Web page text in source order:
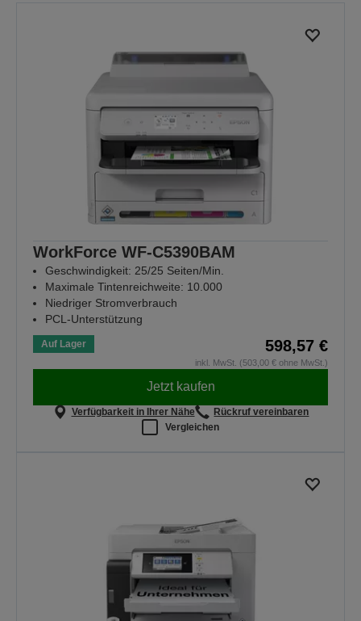
WorkForce WF-C5390BAM
Geschwindigkeit: 25/25 Seiten/Min.
Maximale Tintenreichweite: 10.000
Niedriger Stromverbrauch
PCL-Unterstützung
Auf Lager 598,57 €
inkl. MwSt. (503,00 € ohne MwSt.)
Jetzt kaufen
Verfügbarkeit in Ihrer Nähe
Rückruf vereinbaren
Vergleichen